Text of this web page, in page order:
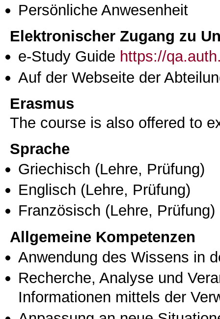
Persönliche Anwesenheit
Elektronischer Zugang zu
e-Study Guide https://
Auf der Webseite der
Erasmus
The course is also offered to
Sprache
Griechisch (Lehre, Prüfung)
Englisch (Lehre, Prüfung)
Französisch (Lehre, Prüfung)
Allgemeine Kompetenzen
Anwendung des Wissens in
Recherche, Analyse und
Informationen mittels der